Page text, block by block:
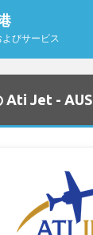
びサービス
Ati Jet - AUS